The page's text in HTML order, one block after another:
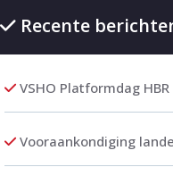
Recente
VSHO Platformdag HBR
Vooraankondiging